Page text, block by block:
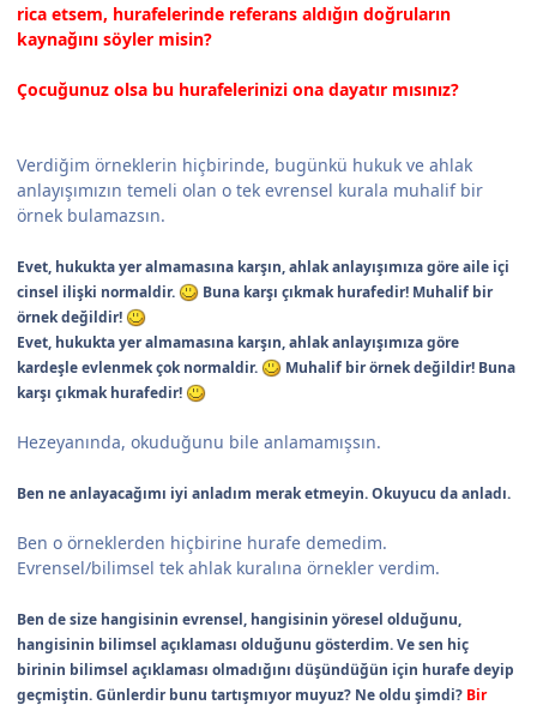
rica etsem, hurafelerinde referans aldığın doğruların
kaynağını söyler misin?
Çocuğunuz olsa bu hurafelerinizi ona dayatır mısınız?
Verdiğim örneklerin hiçbirinde, bugünkü hukuk ve ahlak
anlayışımızın temeli olan o tek evrensel kurala muhalif bir
örnek bulamazsın.
Evet, hukukta yer almamasına karşın, ahlak anlayışımıza göre aile içi
cinsel ilişki normaldir.
Buna karşı çıkmak hurafedir! Muhalif bir
örnek değildir!
Evet, hukukta yer almamasına karşın, ahlak anlayışımıza göre
kardeşle evlenmek çok normaldir.
Muhalif bir örnek değildir! Buna
karşı çıkmak hurafedir!
Hezeyanında, okuduğunu bile anlamamışsın.
Ben ne anlayacağımı iyi anladım merak etmeyin. Okuyucu da anladı.
Ben o örneklerden hiçbirine hurafe demedim.
Evrensel/bilimsel tek ahlak kuralına örnekler verdim.
Ben de size hangisinin evrensel, hangisinin yöresel olduğunu,
hangisinin bilimsel açıklaması olduğunu gösterdim. Ve sen hiç
birinin bilimsel açıklaması olmadığını düşündüğün için hurafe deyip
geçmiştin. Günlerdir bunu tartışmıyor muyuz? Ne oldu şimdi? Bir